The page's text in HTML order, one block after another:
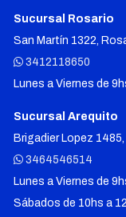
Sucursal Rosario
San Martín 1322,
3412118650
Lunes a Viernes de
Sucursal Arequito
Brigadier Lopez
3464546514
Lunes a Viernes de
Sábados de 10hs a